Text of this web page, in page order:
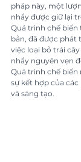
pháp này, một
nhầy được giữ lại
Quá trình chế
bản, đã được phát
việc loại bỏ trái
nhầy nguyên vẹn
Quá trình chế
sự kết hợp của
và sáng tạo.